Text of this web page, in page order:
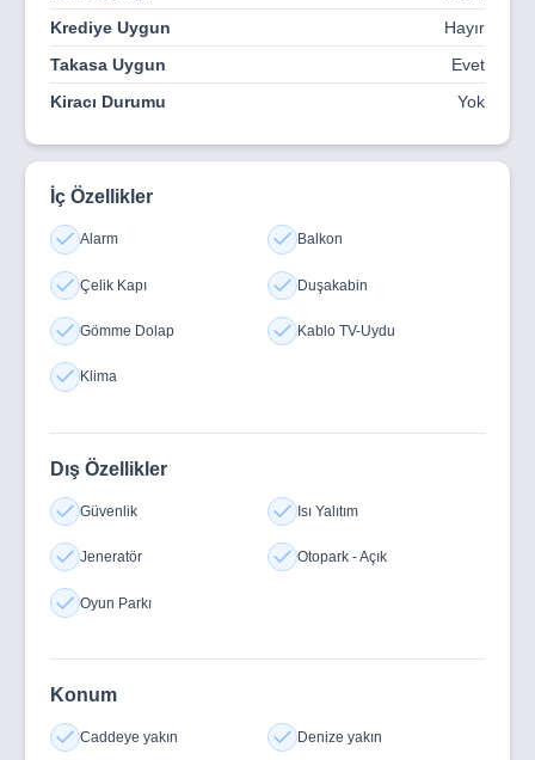
Krediye Uygun
Hayır
Takasa Uygun
Evet
Kiracı Durumu
Yok
İç Özellikler
Alarm Balkon
Çelik Kapı Duşakabin
Gömme Dolap Kablo TV-Uydu
Klima
Dış Özellikler
Güvenlik Isı Yalıtım
Jeneratör Otopark - Açık
Oyun Parkı
Konum
Caddeye yakın Denize yakın